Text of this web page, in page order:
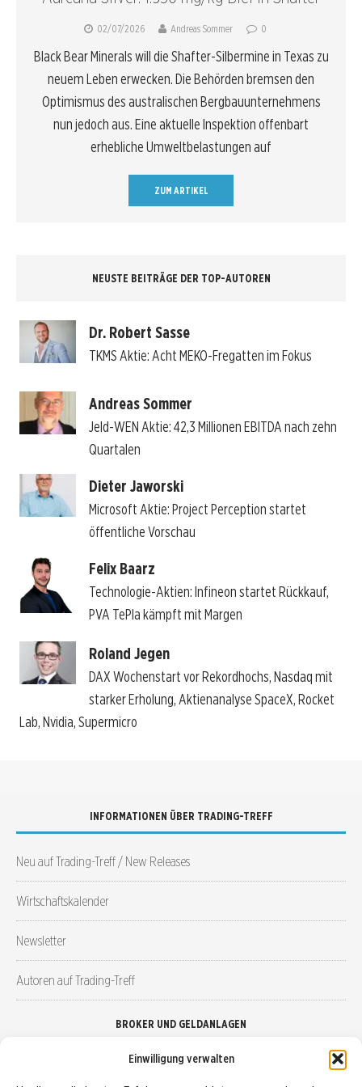
Einwilligung verwalten
02/07/2026 Andreas Sommer 0
Black Bear Minerals will die Shafter-Silbermine in Texas zu
neuem Leben erwecken. Die Behörden bremsen den
Optimismus des australischen Bergbauunternehmens
nun jedoch aus. Eine aktuelle Inspektion offenbart
erhebliche Umweltbelastungen auf
ZUM ARTIKEL
NEUSTE BEITRÄGE DER TOP-AUTOREN
Dr. Robert Sasse
TKMS Aktie: Acht MEKO-Fregatten im Fokus
Andreas Sommer
Jeld-WEN Aktie: 42,3 Millionen EBITDA nach zehn
Quartalen
Dieter Jaworski
Microsoft Aktie: Project Perception startet
öffentliche Vorschau
Felix Baarz
Technologie-Aktien: Infineon startet Rückkauf,
PVA TePla kämpft mit Margen
Roland Jegen
DAX Wochenstart vor Rekordhochs, Nasdaq mit
starker Erholung, Aktienanalyse SpaceX, Rocket
Lab, Nvidia, Supermicro
INFORMATIONEN ÜBER TRADING-TREFF
Neu auf Trading-Treff / New Releases
Wirtschaftskalender
Newsletter
Autoren auf Trading-Treff
BROKER UND GELDANLAGEN